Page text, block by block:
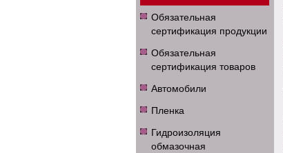
Обязательная
сертификация продукции
Обязательная
сертификация товаров
Автомобили
Пленка
Гидроизоляция
обмазочная